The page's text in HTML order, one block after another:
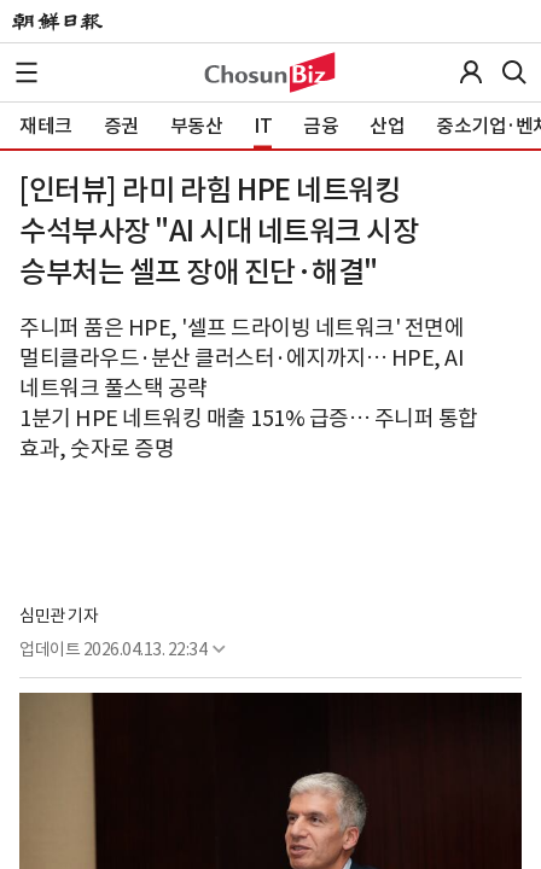
재테크 증권 부동산 IT 금융 산업 중소기업·벤
[인터뷰] 라미 라힘 HPE 네트워킹
수석부사장 "AI 시대 네트워크 시장
승부처는 셀프 장애 진단·해결"
주니퍼 품은 HPE, '셀프 드라이빙 네트워크' 전면에
멀티클라우드·분산 클러스터·에지까지… HPE, AI
네트워크 풀스택 공략
1분기 HPE 네트워킹 매출 151% 급증… 주니퍼 통합
효과, 숫자로 증명
심민관 기자
업데이트 2026.04.13. 22:34